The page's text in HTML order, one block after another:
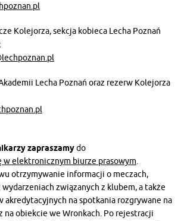
Kolejorza, sekcja kobieca Lecha Poznań
Lecha Poznań oraz rezerw Kolejorza
zapraszamydo
w elektronicznym biurze prasowym.
otrzymywanie informacji o meczach,
związanych z klubem, a także
akredytacyjnych na spotkania rozgrywane na
na obiekcie we Wronkach. Po rejestracji